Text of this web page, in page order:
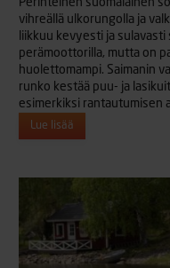
Perinteinen suomalainen
vihreällä ulkorungolla ja
liikkuu kevyesti ja
perämoottorilla, mutta on
huolettomampi. Saimanin
runko kestää puu- ja
esimerkiksi rantautumisen
Lue lisää